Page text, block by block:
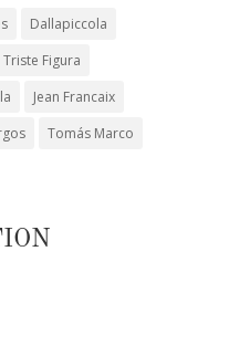
Dallapiccola
Figura
Jean Francaix
Tomás Marco